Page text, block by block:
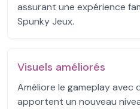
assurant une expérience
Spunky Jeux.
Visuels améliorés
Améliore le gameplay avec
apportent un nouveau